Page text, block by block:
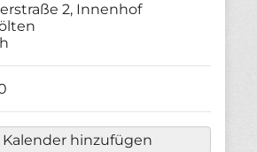
2, Innenhof
hinzufügen